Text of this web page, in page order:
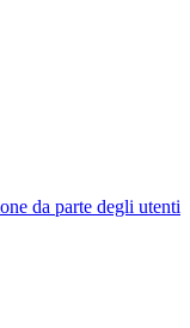
da parte degli utenti